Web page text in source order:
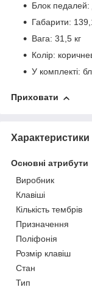
Блок
Габарити:
Вага: 31,5 кг
Колір:
У комплекті:
Приховати
Характеристики
Основні атрибути
Виробник
Клавіші
Кількість тембрів
Призначення
Поліфонія
Розмір клавіш
Стан
Тип